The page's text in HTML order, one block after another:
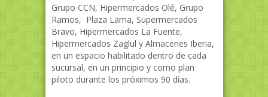
Grupo CCN, Hipermercados Olé, Grupo
Ramos, Plaza Lama, Supermercados
Bravo, Hipermercados La Fuente,
Hipermercados Zaglul y Almacenes Iberia,
en un espacio habilitado dentro de cada
sucursal, en un principio y como plan
piloto durante los próximos 90 días.